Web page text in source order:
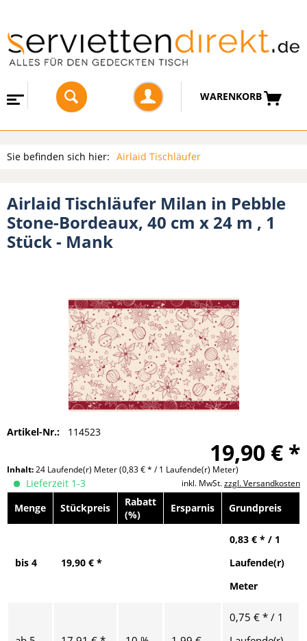
WARENKORB
Sie befinden sich hier: Airlaid Tischläufer
Airlaid Tischläufer Milan in Pebble
Stone-Bordeaux, 40 cm x 24 m , 1
Stück - Mank
Artikel-Nr.: 114523
19,90 € *
Inhalt:24 Laufende(r) Meter(0,83 € * / 1 Laufende(r) Meter)
inkl. MwSt.zzgl. Versandkosten
Lieferzeit 1-3
Menge
Stückpreis
Rabatt
(%)
Ersparnis Grundpreis
bis 4 19,90 € *
0,83 € * / 1
Laufende(r)
Meter
0,75 € * / 1